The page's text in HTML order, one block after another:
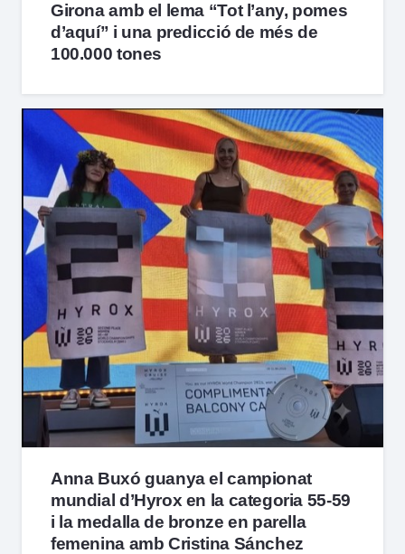
Girona amb el lema “Tot l’any, pomes
d’aquí” i una predicció de més de
100.000 tones
Anna Buxó guanya el campionat
mundial d’Hyrox en la categoria 55-59
i la medalla de bronze en parella
femenina amb Cristina Sánchez